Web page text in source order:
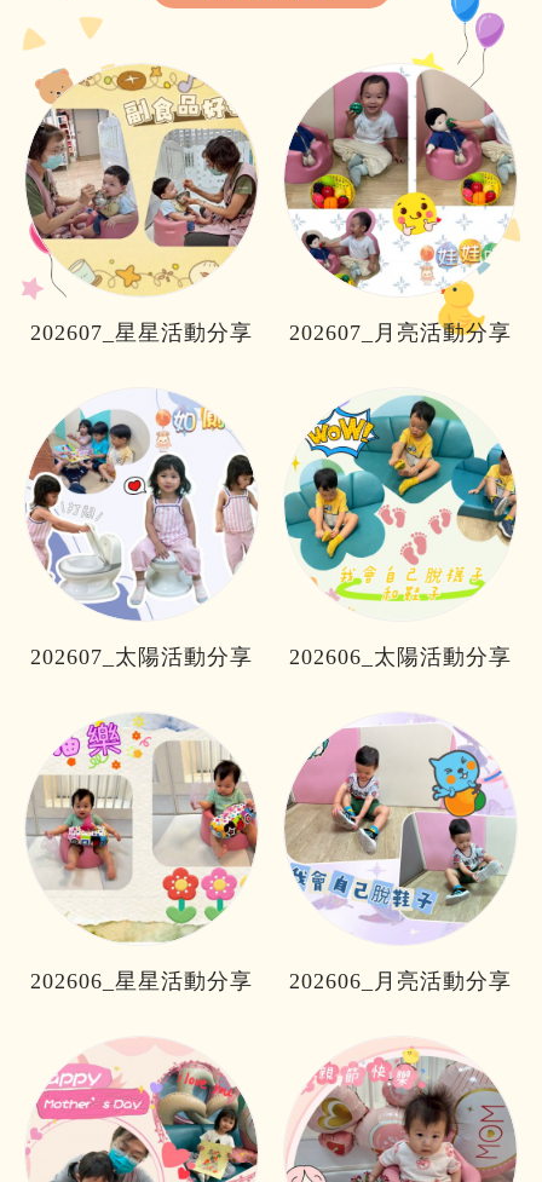
202607_星星活動分享 202607_月亮活動分享
202607_太陽活動分享 202606_太陽活動分享
202606_星星活動分享 202606_月亮活動分享